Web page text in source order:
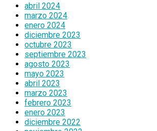
abril 2024
marzo 2024
enero 2024
diciembre 2023
octubre 2023
septiembre 2023
agosto 2023
mayo 2023
abril 2023
marzo 2023
febrero 2023
enero 2023
diciembre 2022